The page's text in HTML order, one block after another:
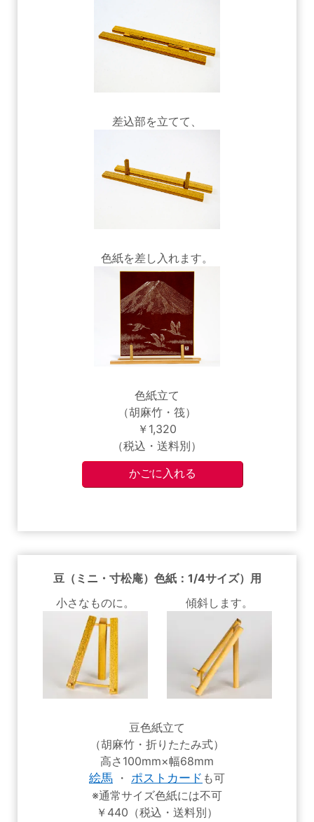
差込部を立てて、
色紙を差し入れます。
色紙立て
（胡麻竹・筏）
￥1,320
（税込・送料別）
豆（ミニ・寸松庵）色紙：1/4サイズ）用
小さなものに。
傾斜します。
豆色紙立て
（胡麻竹・折りたたみ式）
高さ100mm×幅68mm
絵馬 ・ ポストカード も可
※通常サイズ色紙には不可
￥440（税込・送料別）